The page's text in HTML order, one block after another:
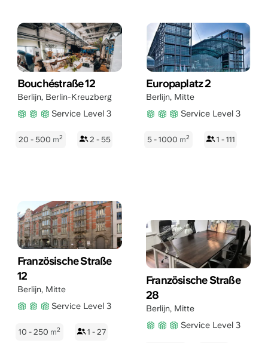
Bouchéstraße 12
Berlijn, Berlin-Kreuzberg
Service Level 3
20 - 500 m2 2 - 55
Europaplatz 2
Berlijn, Mitte
Service Level 3
5 - 1000 m2 1 - 111
Französische Straße
12
Berlijn, Mitte
Service Level 3
10 - 250 m2 1 - 27
Französische Straße
28
Berlijn, Mitte
Service Level 3